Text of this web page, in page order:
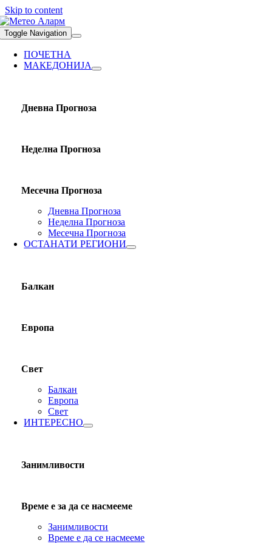
Skip to content
Toggle Navigation
ПОЧЕТНА
МАКЕДОНИЈА
Дневна Прогноза
Неделна Прогноза
Месечна Прогноза
Дневна Прогноза
Неделна Прогноза
Месечна Прогноза
ОСТАНАТИ РЕГИОНИ
Балкан
Европа
Свет
Балкан
Европа
Свет
ИНТЕРЕСНО
Занимливости
Време е за да се насмееме
Занимливости
Време е да се насмееме